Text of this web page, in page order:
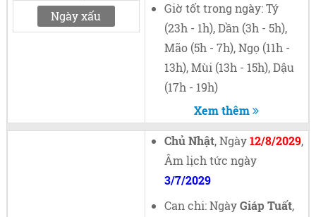
Ngày xấu
Giờ tốt trong ngày: Tý
(23h - 1h), Dần (3h - 5h),
Mão (5h - 7h), Ngọ (11h -
13h), Mùi (13h - 15h), Dậu
(17h - 19h)
Xem thêm
Chủ Nhật, Ngày12/8/2029,
Âm lịch tức ngày
3/7/2029
Can chi: NgàyGiáp Tuất,